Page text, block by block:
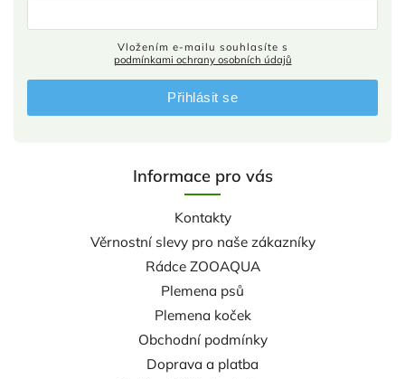
Informace pro vás
Kontakty
Věrnostní slevy pro naše zákazníky
Rádce ZOOAQUA
Plemena psů
Plemena koček
Obchodní podmínky
Doprava a platba
podmínkami ochrany osobních údajů
Přihlásit se